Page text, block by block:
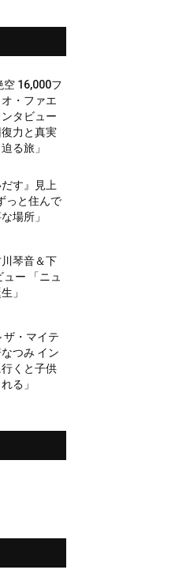
空 16,000フ
・ファエ
タビュー
復力と真実
る旅」
だす』見上
っと住んで
場所」
川琴音＆下
ー 「ニュ
」
ザ・マイテ
つみ イン
くと子供
る」